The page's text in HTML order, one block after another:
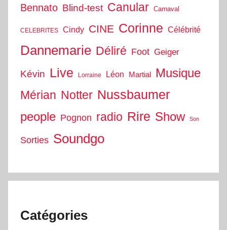
Bennato Blind-test Canular Carnaval
CELEBRITES Cindy CINE Corinne Célébrité
Dannemarie Déliré Foot Geiger
Kévin Live Lorraine Léon Martial
Musique
Mérian Notter Nussbaumer
people Pognon radio Rire Show Son
Sorties Soundgo
Catégories